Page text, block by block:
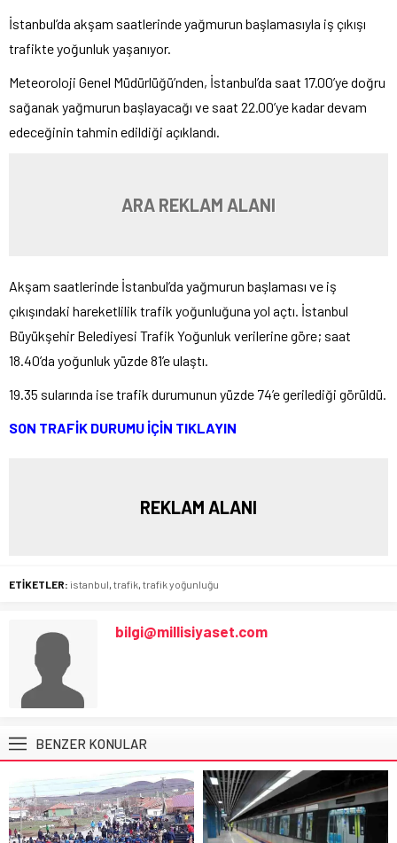
İstanbul’da akşam saatlerinde yağmurun başlamasıyla iş çıkışı
trafikte yoğunluk yaşanıyor.
Meteoroloji Genel Müdürlüğü’nden, İstanbul’da saat 17.00’ye doğru
sağanak yağmurun başlayacağı ve saat 22.00’ye kadar devam
edeceğinin tahmin edildiği açıklandı.
ARA REKLAM ALANI
Akşam saatlerinde İstanbul’da yağmurun başlaması ve iş
çıkışındaki hareketlilik trafik yoğunluğuna yol açtı. İstanbul
Büyükşehir Belediyesi Trafik Yoğunluk verilerine göre; saat
18.40’da yoğunluk yüzde 81’e ulaştı.
19.35 sularında ise trafik durumunun yüzde 74’e gerilediği görüldü.
SON TRAFİK DURUMU İÇİN TIKLAYIN
REKLAM ALANI
ETİKETLER: istanbul, trafik, trafik yoğunluğu
bilgi@millisiyaset.com
BENZER KONULAR